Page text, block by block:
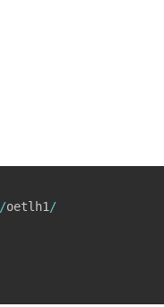
/oetlh1 /